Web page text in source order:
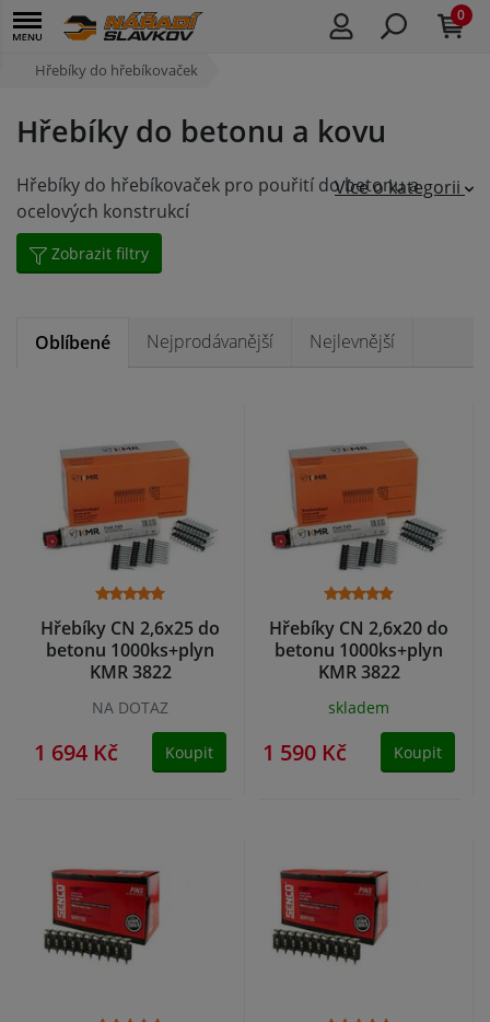
0
Hřebíky do hřebíkovaček
Hřebíky do betonu a kovu
Hřebíky do hřebíkovaček pro pouřití do betonu a
ocelových konstrukcí
Více o kategorii
Zobrazit filtry
Oblíbené Nejprodávanější Nejlevnější
Hřebíky CN 2,6x25 do
betonu 1000ks+plyn
KMR 3822
NA DOTAZ
1 694 Kč Koupit
Hřebíky CN 2,6x20 do
betonu 1000ks+plyn
KMR 3822
skladem
1 590 Kč Koupit